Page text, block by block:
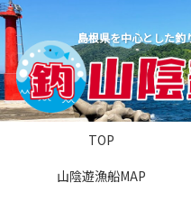
島根県を中心とした釣
TOP
山陰遊漁船MAP